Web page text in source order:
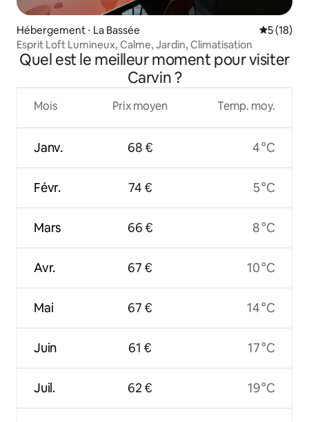
Hébergement ⋅ La Bassée
5 (18)
Esprit Loft Lumineux, Calme, Jardin, Climatisation
Quel est le meilleur moment pour visiter
Carvin ?
Mois
Janv.
Févr.
Mars
Avr.
Mai
Juin
Juil.
Prix moyen
68 €
74 €
66 €
67 €
67 €
61 €
62 €
Temp. moy.
4 °C
5 °C
8 °C
10 °C
14 °C
17 °C
19 °C